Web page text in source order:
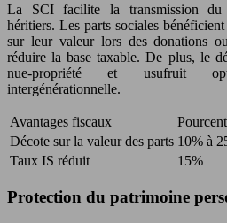
La SCI facilite la transmission du
héritiers. Les parts sociales
sur leur valeur lors des donations
réduire la base taxable. De plus, le
nue-propriété et usufruit
intergénérationnelle.
Avantages fiscaux
Décote sur la valeur des parts 10% à
Taux IS réduit
15%
Protection du patrimoine